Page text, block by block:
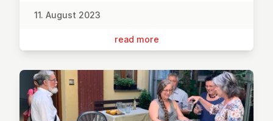
11. August 2023
read more